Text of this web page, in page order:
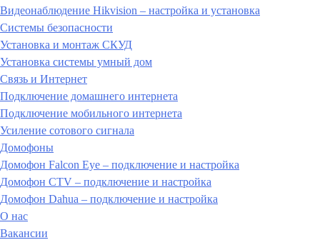
Видеонаблюдение Hikvision – настройка и установка
Системы безопасности
Установка и монтаж СКУД
Установка системы умный дом
Связь и Интернет
Подключение домашнего интернета
Подключение мобильного интернета
Усиление сотового сигнала
Домофоны
Домофон Falcon Eye – подключение и настройка
Домофон CTV – подключение и настройка
Домофон Dahua – подключение и настройка
О нас
Вакансии